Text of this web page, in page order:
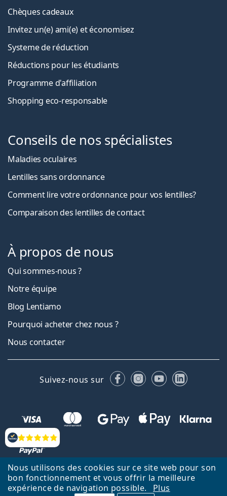
Nous utilisons des cookies sur ce site web pour son
bon fonctionnement et vous offrir la meilleure
expérience de navigation possible.
Plus
Évaluation
Chèques cadeaux
Invitez un(e) ami(e) et économisez
Systeme de réduction
Réductions pour les étudiants
Programme d'affiliation
Shopping eco-responsable
Conseils de nos spécialistes
Maladies oculaires
Lentilles sans ordonnance
Comment lire votre ordonnance pour vos lentilles?
Comparaison des lentilles de contact
À propos de nous
Qui sommes-nous ?
Notre équipe
Blog Lentiamo
Pourquoi acheter chez nous ?
Nous contacter
Suivez-nous sur FacebookInstagram
YouTubeLinkedIn
Retour à la page d'accueil Haut